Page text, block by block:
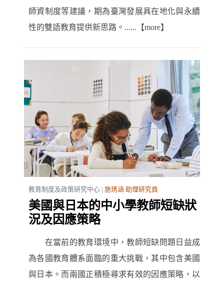
師資制度等建議，期為臺灣發展具在地化與永續
性的雙語教育提供新思路。......【more】
教育制度及政策研究中心 | 施琇涵 助理研究員
美國與日本的中小學教師短缺狀
況及因應策略
在當前的教育環境中，教師短缺問題日益成
為各國教育體系面臨的重大挑戰，其中包含美國
與日本。而兩國正積極尋求有效的因應策略，以